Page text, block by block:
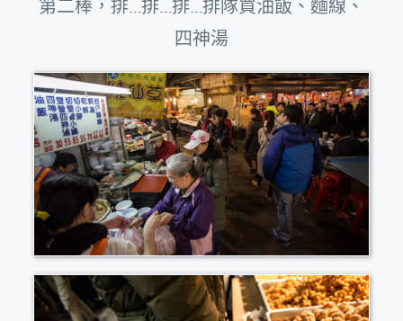
第二棒，排…排…排…排隊買油飯、麵線、
四神湯